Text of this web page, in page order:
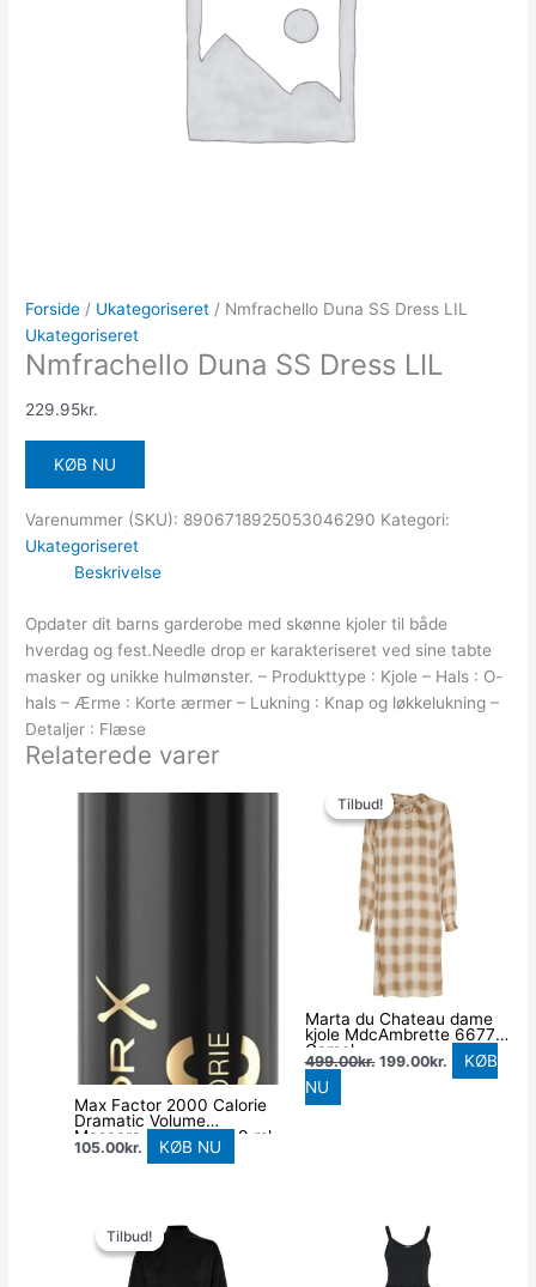
Forside / Ukategoriseret / Nmfrachello Duna SS Dress LIL
Ukategoriseret
Nmfrachello Duna SS Dress LIL
229.95kr.
KØB NU
Varenummer (SKU): 8906718925053046290 Kategori:
Ukategoriseret
Beskrivelse
Opdater dit barns garderobe med skønne kjoler til både
hverdag og fest.Needle drop er karakteriseret ved sine tabte
masker og unikke hulmønster. – Produkttype : Kjole – Hals : O-
hals – Ærme : Korte ærmer – Lukning : Knap og løkkelukning –
Detaljer : Flæse
Relaterede varer
Max Factor 2000 Calorie
Dramatic Volume
Mascara, 004 Navy, 9 ml
105.00kr. KØB NU
Tilbud!
Tilbud!
Marta du Chateau dame
kjole MdcAmbrette 6677 –
Camel
499.00kr.
oprindelige
pris
var:
499.00kr..
199.00kr.
pris
er:
199.00kr..
KØB
NU
Tilbud!
Tilbud!
oprindelige
pris
pris
er: